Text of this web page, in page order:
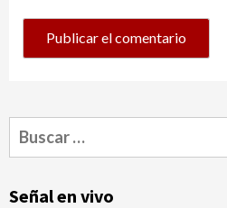
Buscar:
Señal en vivo